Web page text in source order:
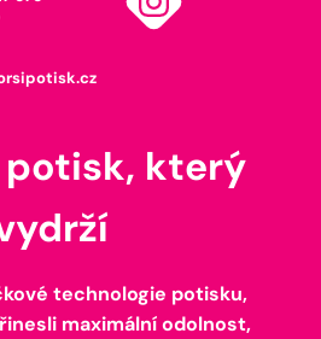
který
technologie potisku,
maximální odolnost,